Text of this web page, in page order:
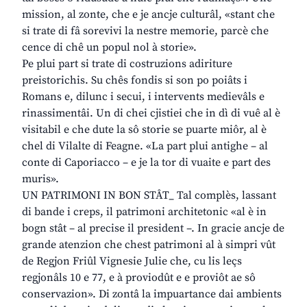
mission, al zonte, che e je ancje culturâl, «stant che
si trate di fâ sorevivi la nestre memorie, parcè che
cence di chê un popul nol à storie».
Pe plui part si trate di costruzions adiriture
preistorichis. Su chês fondis si son po poiâts i
Romans e, dilunc i secui, i intervents medievâls e
rinassimentâi. Un di chei cjistiei che in dì di vuê al è
visitabil e che dute la sô storie se puarte miôr, al è
chel di Vilalte di Feagne. «La part plui antighe – al
conte di Caporiacco – e je la tor di vuaite e part des
muris».
UN PATRIMONI IN BON STÂT_ Tal complès, lassant
di bande i creps, il patrimoni architetonic «al è in
bogn stât – al precise il president –. In gracie ancje de
grande atenzion che chest patrimoni al à simpri vût
de Regjon Friûl Vignesie Julie che, cu lis leçs
regjonâls 10 e 77, e à proviodût e e proviôt ae sô
conservazion». Di zontâ la impuartance dai ambients